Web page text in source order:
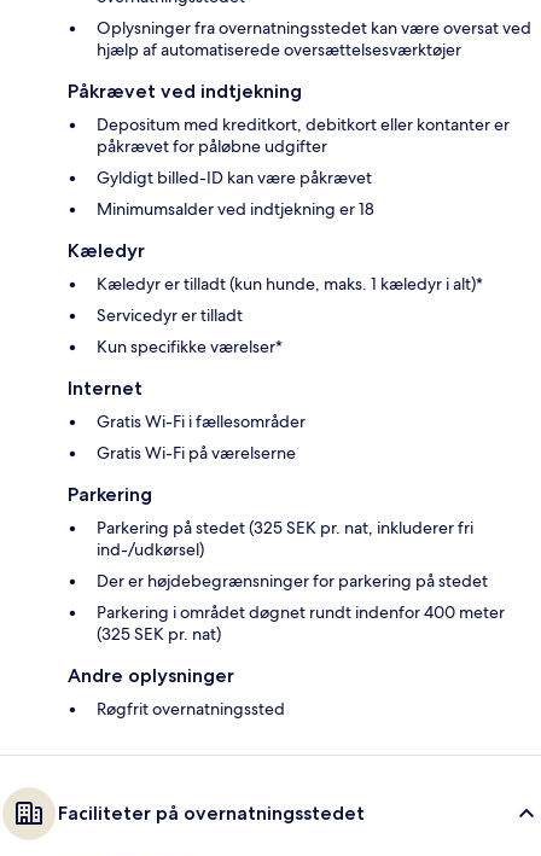
Oplysninger fra overnatningsstedet kan være oversat ved
hjælp af automatiserede oversættelsesværktøjer
Påkrævet ved indtjekning
Depositum med kreditkort, debitkort eller kontanter er
påkrævet for påløbne udgifter
Gyldigt billed-ID kan være påkrævet
Minimumsalder ved indtjekning er 18
Kæledyr
Kæledyr er tilladt (kun hunde, maks. 1 kæledyr i alt)*
Servicedyr er tilladt
Kun specifikke værelser*
Internet
Gratis Wi-Fi i fællesområder
Gratis Wi-Fi på værelserne
Parkering
Parkering på stedet (325 SEK pr. nat, inkluderer fri
ind-/udkørsel)
Der er højdebegrænsninger for parkering på stedet
Parkering i området døgnet rundt indenfor 400 meter
(325 SEK pr. nat)
Andre oplysninger
Røgfrit overnatningssted
Faciliteter på overnatningsstedet